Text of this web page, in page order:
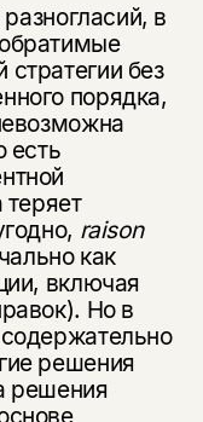
в
без
порядка,
есть
теряет
raison
как
включая
Но в
решения
решения